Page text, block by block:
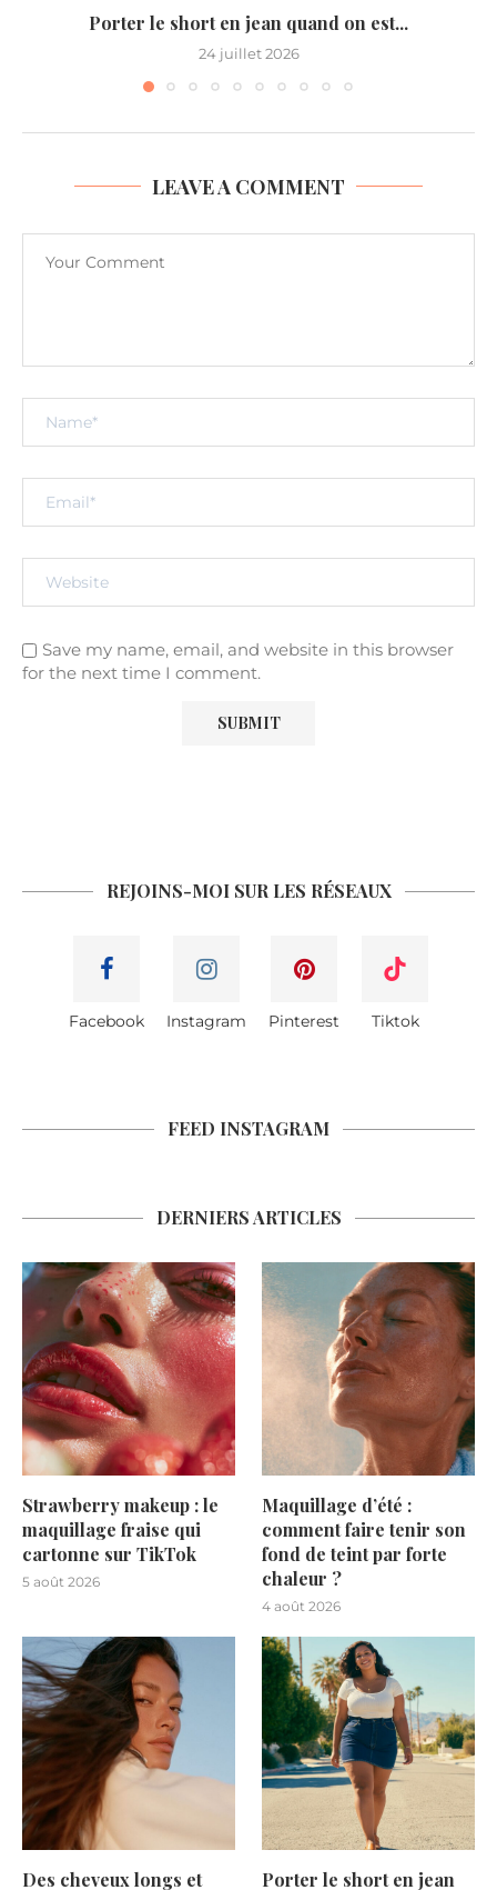
Porter le short en jean quand on est...
24 juillet 2026
LEAVE A COMMENT
Save my name, email, and website in this browser
for the next time I comment.
REJOINS-MOI SUR LES RÉSEAUX
Facebook Instagram Pinterest Tiktok
FEED INSTAGRAM
DERNIERS ARTICLES
Strawberry makeup : le
maquillage fraise qui
cartonne sur TikTok
5 août 2026
Maquillage d’été :
comment faire tenir son
fond de teint par forte
chaleur ?
4 août 2026
Des cheveux longs et
Porter le short en jean